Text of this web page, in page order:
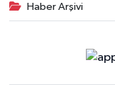
Haber Arşivi